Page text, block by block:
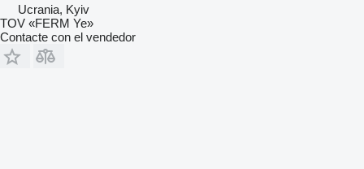
Ucrania, Kyiv
TOV «FERM Ye»
Contacte con el vendedor